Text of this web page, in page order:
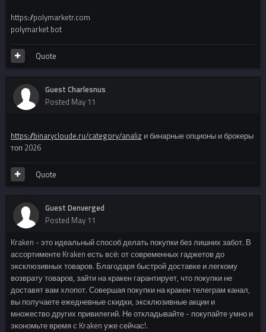
https://polymarketr.com
polymarket bot
Quote
Guest Charlesnus
Posted May 11
https://binarycloude.ru/category/analiz и бинарные опционы и брокеры
топ 2026
Quote
Guest Denverged
Posted May 11
Kraken - это идеальный способ делать покупки без лишних забот. В
ассортименте Kraken есть всё: от современных гаджетов до
эксклюзивных товаров. Благодаря быстрой доставке и легкому
возврату товаров, зайти на кракен гарантирует, что покупки не
доставят вам хлопот. Совершая покупки на кракен телеграм канал,
вы получаете ежедневные скидки, эксклюзивные акции и
множество других привилегий. Не откладывайте - покупайте умно и
экономьте время с Kraken уже сейчас!.